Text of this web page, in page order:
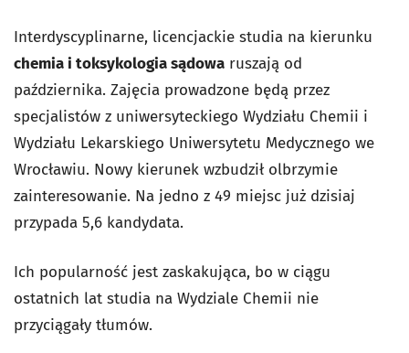
Interdyscyplinarne, licencjackie studia na kierunku
chemia i toksykologia sądowa ruszają od
października. Zajęcia prowadzone będą przez
specjalistów z uniwersyteckiego Wydziału Chemii i
Wydziału Lekarskiego Uniwersytetu Medycznego we
Wrocławiu. Nowy kierunek wzbudził olbrzymie
zainteresowanie. Na jedno z 49 miejsc już dzisiaj
przypada 5,6 kandydata.
Ich popularność jest zaskakująca, bo w ciągu
ostatnich lat studia na Wydziale Chemii nie
przyciągały tłumów.